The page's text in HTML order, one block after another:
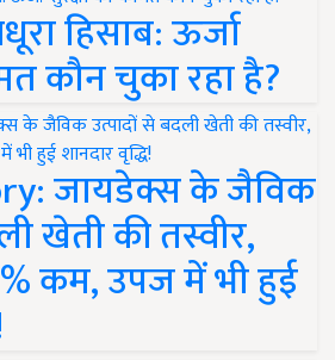
हिसाब: ऊर्जा
कौन चुका रहा है?
जायडेक्स के जैविक
खेती की तस्वीर,
कम, उपज में भी हुई